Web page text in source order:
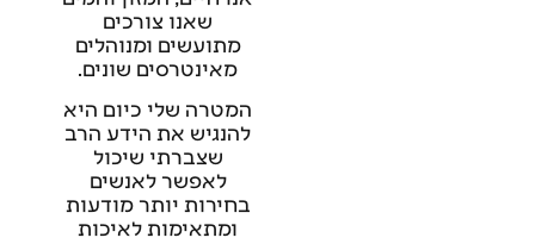
שאנו צורכים
מתועשים ומנוהלים
מאינטרסים שונים.
המטרה שלי כיום היא
להנגיש את הידע הרב
שצברתי שיכול
לאפשר לאנשים
בחירות יותר מודעות
ומתאימות לאיכות